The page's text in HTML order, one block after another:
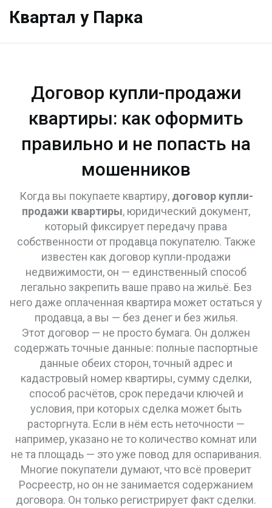
Квартал у Парка
Договор купли-продажи
квартиры: как оформить
правильно и не попасть на
мошенников
Когда вы покупаете квартиру, договор купли-
продажи квартиры, юридический документ,
который фиксирует передачу права
собственности от продавца покупателю. Также
известен как договор купли-продажи
недвижимости, он — единственный способ
легально закрепить ваше право на жильё. Без
него даже оплаченная квартира может остаться у
продавца, а вы — без денег и без жилья.
Этот договор — не просто бумага. Он должен
содержать точные данные: полные паспортные
данные обеих сторон, точный адрес и
кадастровый номер квартиры, сумму сделки,
способ расчётов, срок передачи ключей и
условия, при которых сделка может быть
расторгнута. Если в нём есть неточности —
например, указано не то количество комнат или
не та площадь — это уже повод для оспаривания.
Многие покупатели думают, что всё проверит
Росреестр, но он не занимается содержанием
договора. Он только регистрирует факт сделки.